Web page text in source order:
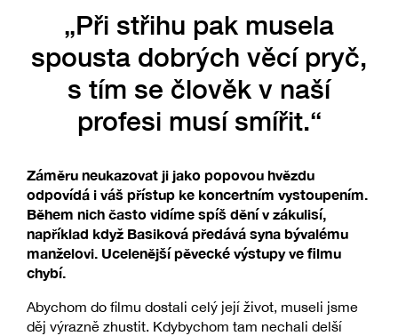
„Při střihu pak musela
spousta dobrých věcí pryč,
s tím se člověk v naší
profesi musí smířit.“
Záměru neukazovat ji jako popovou hvězdu
odpovídá i váš přístup ke koncertním vystoupením.
Během nich často vidíme spíš dění v zákulisí,
například když Basiková předává syna bývalému
manželovi. Ucelenější pěvecké výstupy ve filmu
chybí.
Abychom do filmu dostali celý její život, museli jsme
děj výrazně zhustit. Kdybychom tam nechali delší